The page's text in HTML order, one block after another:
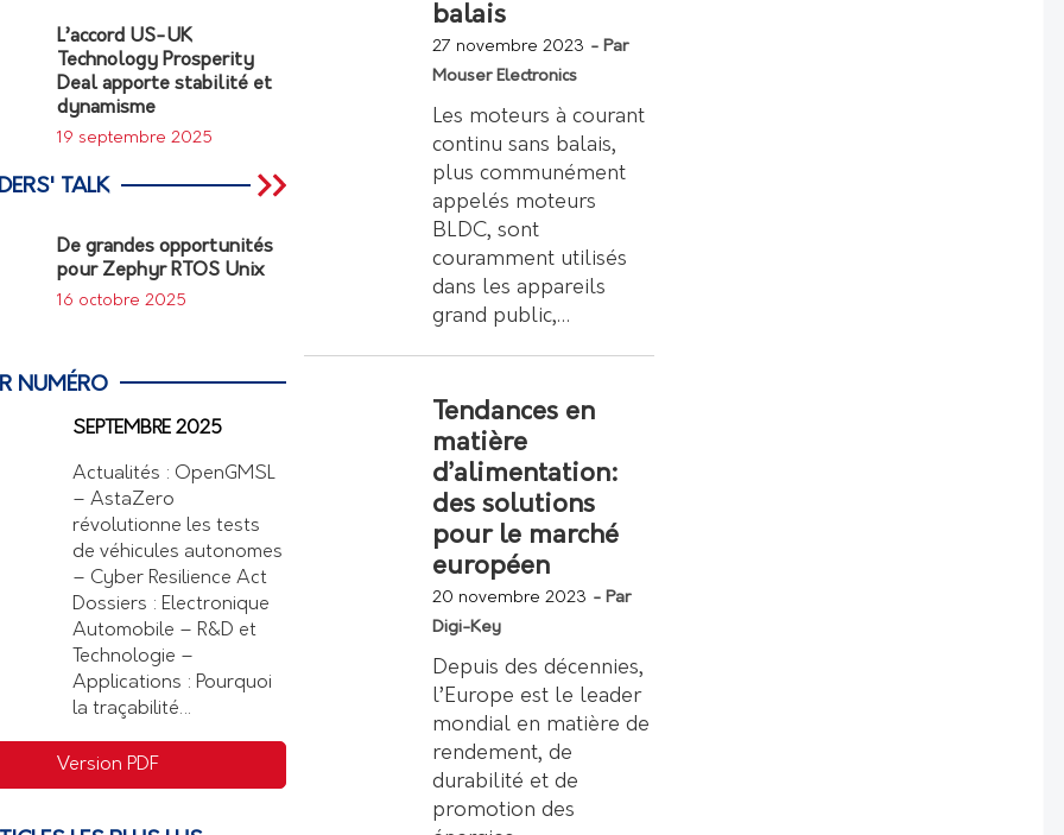
balais
27 novembre 2023 - Par
Mouser Electronics
Les moteurs à courant
continu sans balais,
plus communément
appelés moteurs
BLDC, sont
couramment utilisés
dans les appareils
grand public,…
Tendances en
matière
d’alimentation:
des solutions
pour le marché
européen
20 novembre 2023 - Par
Digi-Key
Depuis des décennies,
l’Europe est le leader
mondial en matière de
rendement, de
durabilité et de
promotion des
L’accord US-UK
Technology Prosperity
Deal apporte stabilité et
dynamisme
19 septembre 2025
TALK
De grandes opportunités
pour Zephyr RTOS Unix
16 octobre 2025
NUMÉRO
SEPTEMBRE 2025
Actualités : OpenGMSL
– AstaZero
révolutionne les tests
de véhicules autonomes
– Cyber Resilience Act
Dossiers : Electronique
Automobile – R&D et
Technologie –
Applications : Pourquoi
la traçabilité…
Version PDF